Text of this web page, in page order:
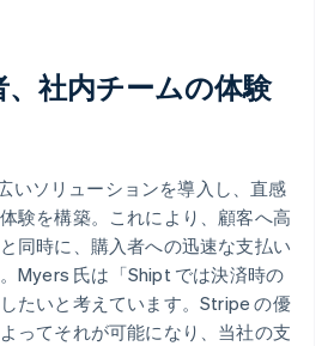
、社内チームの体験
いソリューションを導入し、直感
験を構築。これにより、顧客へ高
同時に、購入者への迅速な支払い
Myers 氏は「Shipt では決済時の
たいと考えています。Stripe の優
ってそれが可能になり、当社の支